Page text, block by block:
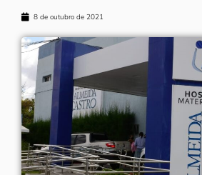
8 de outubro de 2021